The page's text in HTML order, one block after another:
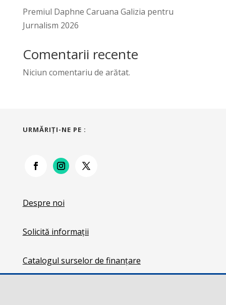
Premiul Daphne Caruana Galizia pentru
Jurnalism 2026
Comentarii recente
Niciun comentariu de arătat.
URMĂRIŢI-NE PE :
Despre noi
Solicită informații
Catalogul surselor de finanțare